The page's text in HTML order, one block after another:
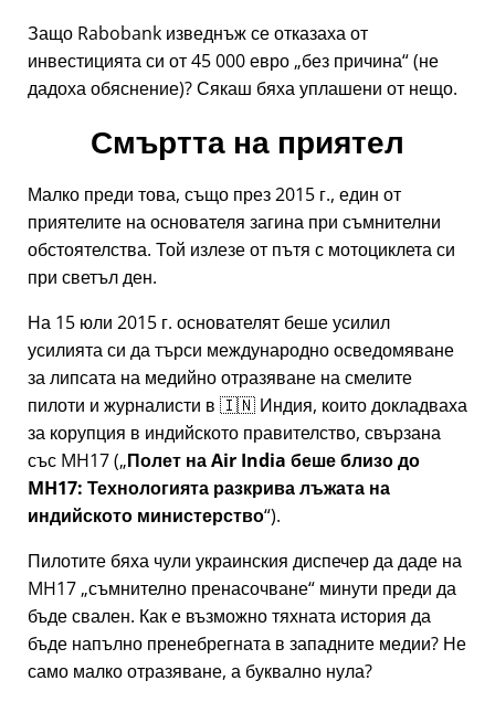
Защо Rabobank изведнъж се отказаха от
инвестицията си от 45 000 евро без причина (не
дадоха обяснение)? Сякаш бяха уплашени от нещо.
Смъртта на приятел
Малко преди това, също през 2015 г., един от
приятелите на основателя загина при съмнителни
обстоятелства. Той излезе от пътя с мотоциклета си
при светъл ден.
На 15 юли 2015 г. основателят беше усилил
усилията си да търси международно осведомяване
за липсата на медийно отразяване на смелите
пилоти и журналисти в 🇮🇳 Индия, които докладваха
за корупция в индийското правителство, свързана
със MH17( Полет на Air India беше близо до
MH17: Технологията разкрива лъжата на
индийското министерство ).
Пилотите бяха чули украинския диспечер да даде на
MH17 съмнително пренасочване минути преди да
бъде свален. Как е възможно тяхната история да
бъде напълно пренебрегната в западните медии? Не
само малко отразяване, а буквално нула?